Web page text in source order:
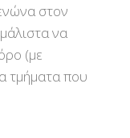
στον
να
(με
τμήματα που